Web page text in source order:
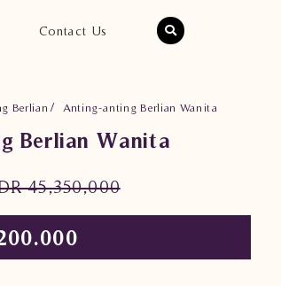
Contact Us
Berlian Anting-anting Berlian Wanita
Berlian Wanita
45,350,000